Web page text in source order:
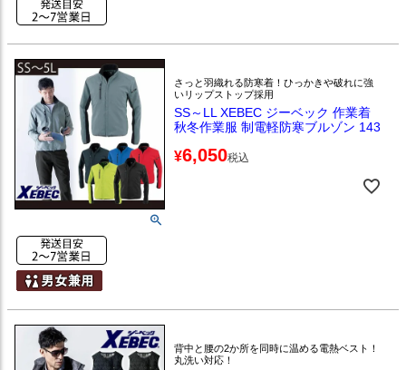
さっと羽織れる防寒着！ひっかきや破れに強
いリップストップ採用
SS～LL XEBEC ジーベック 作業着
秋冬作業服 制電軽防寒ブルゾン 143
¥6,050税込
背中と腰の2か所を同時に温める電熱ベスト！
丸洗い対応！